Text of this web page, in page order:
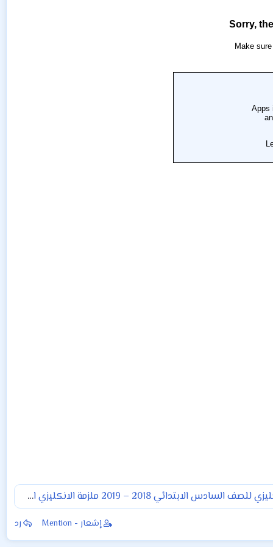
ملزمة الانكليزي للصف السادس الابتدائي 2018 – 2019 ملزمة الانكليزي السادس الابتدائي 2019 أ.احمد شكري
إشعار - Mention رد